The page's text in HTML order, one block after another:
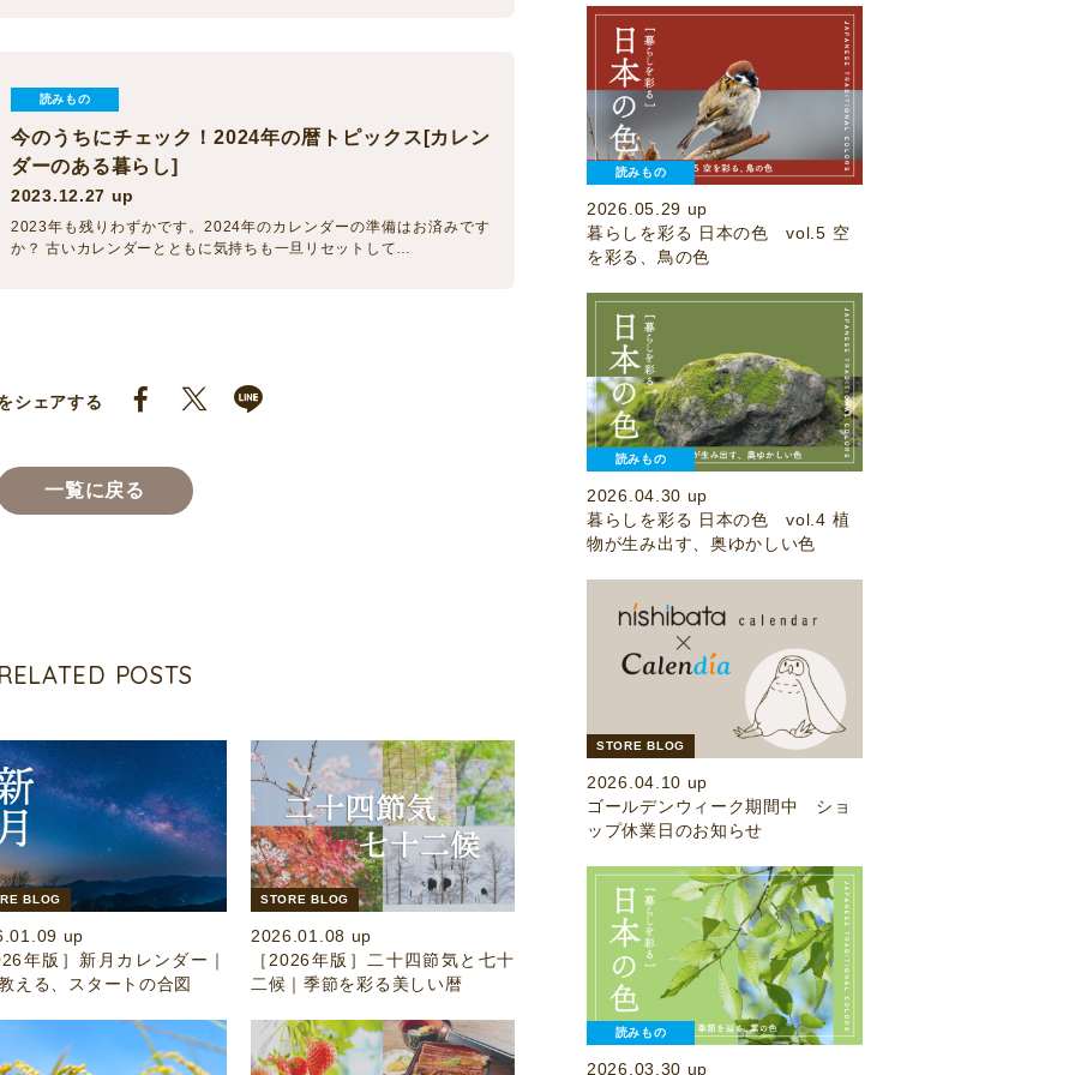
読みもの
今のうちにチェック！2024年の暦トピックス[カレン
ダーのある暮らし]
2023.12.27 up
2023年も残りわずかです。2024年のカレンダーの準備はお済みです
か？ 古いカレンダーとともに気持ちも一旦リセットして…
シェアする
一覧に戻る
POSTS
BLOG
up
年版］新月カレンダー｜
える、スタートの合図
STORE BLOG
2026.01.08 up
［2026年版］二十四節気と七十
二候｜季節を彩る美しい暦
読みもの
2026.05.29 up
暮らしを彩る 日本の色 vol.5 空
を彩る、鳥の色
読みもの
2026.04.30 up
暮らしを彩る 日本の色 vol.4 植
物が生み出す、奥ゆかしい色
STORE BLOG
2026.04.10 up
ゴールデンウィーク期間中 ショ
ップ休業日のお知らせ
読みもの
2026.03.30 up